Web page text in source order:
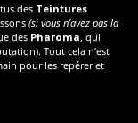
des Teintures
(si vous n’avez pas la
des Pharoma , qui
Tout cela n’est
pour les repérer et